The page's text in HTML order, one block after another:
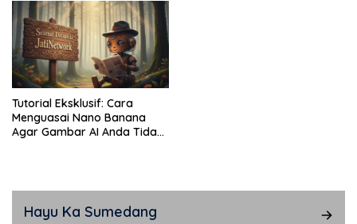
Tutorial Eksklusif: Cara
Menguasai Nano Banana
Agar Gambar AI Anda Tidak
Hayu Ka Sumedang